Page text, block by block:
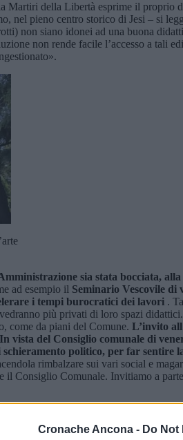
Cronache Ancona - Do
Martiri della Libertà esprime il proprio
nel pieno centro storico di Jesi – si
non siano idonei ad una buona
non rende facile l’accesso a
sia stata bocciata,
ad esempio il Seminario Vescovile di
i tempi burocratici dei lavori .
più privati di loro spazi
come da piani del Comune. L’invito
vista del Consiglio comunale di
politico, per far sentire
rimbalzare sui vari social e
il Consiglio Comunale. Invitiamo a
riceve i genitori